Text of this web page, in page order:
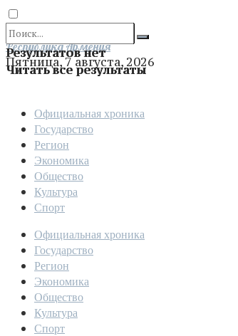
Результатов нет
Читать все результаты
Отправить
Республика Армения
Пятница, 7 августа, 2026
Официальная хроника
Государство
Регион
Экономика
Общество
Культура
Спорт
Официальная хроника
Государство
Регион
Экономика
Общество
Культура
Спорт